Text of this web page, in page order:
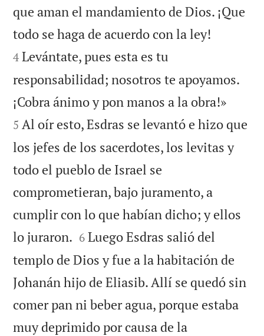
que aman el mandamiento de Dios. ¡Que
todo se haga de acuerdo con la ley!
4 Levántate, pues esta es tu
responsabilidad; nosotros te apoyamos.
¡Cobra ánimo y pon manos a la obra!»
5 Al oír esto, Esdras se levantó e hizo que
los jefes de los sacerdotes, los levitas y
todo el pueblo de Israel se
comprometieran, bajo juramento, a
cumplir con lo que habían dicho; y ellos
lo juraron. 

6 Luego Esdras salió del
templo de Dios y fue a la habitación de
Johanán hijo de Eliasib. Allí se quedó sin
comer pan ni beber agua, porque estaba
muy deprimido por causa de la